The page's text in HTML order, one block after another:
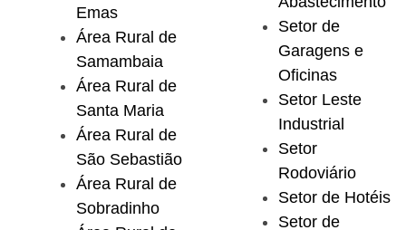
Emas
Área Rural de
Samambaia
Área Rural de
Santa Maria
Área Rural de
São Sebastião
Área Rural de
Sobradinho
Setor de
Garagens e
Oficinas
Setor Leste
Industrial
Setor
Rodoviário
Setor de Hotéis
Setor de